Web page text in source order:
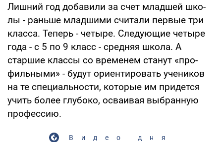
Лишний год добавили за счет младшей шко­
лы - раньше младшими считали первые три
класса. Теперь - четыре. Следующие четы­ре
года - с 5 по 9 класс - средняя школа. А
старшие классы со временем станут «про­
фильными» - будут ориентировать учени­ков
на те специальности, которые им при­дется
учить более глубоко, осваивая вы­бранную
профессию.
Видео дня